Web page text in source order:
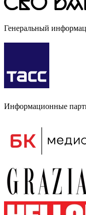
Генеральный
Информационные